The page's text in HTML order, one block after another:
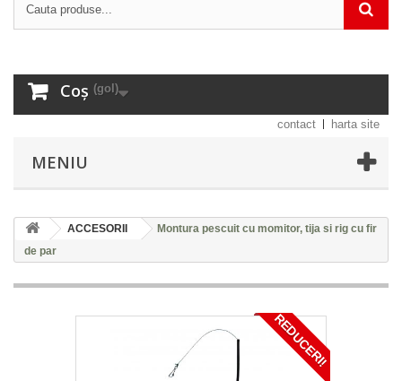
Coș (gol)
contact harta site
MENIU
ACCESORII
Montura pescuit cu momitor, tija si rig cu fir
de par
REDUCERI!